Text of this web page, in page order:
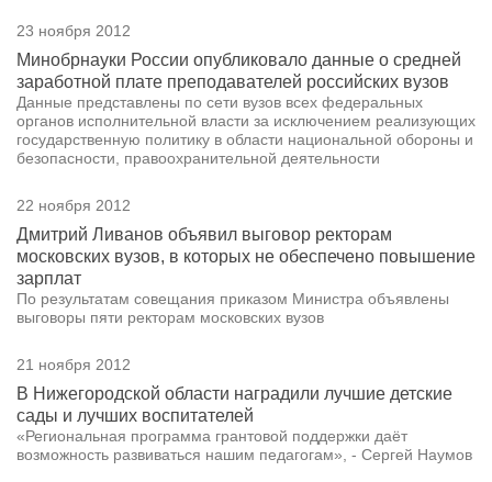
23 ноября 2012
Минобрнауки России опубликовало данные о средней
заработной плате преподавателей российских вузов
Данные представлены по сети вузов всех федеральных
органов исполнительной власти за исключением реализующих
государственную политику в области национальной обороны и
безопасности, правоохранительной деятельности
22 ноября 2012
Дмитрий Ливанов объявил выговор ректорам
московских вузов, в которых не обеспечено повышение
зарплат
По результатам совещания приказом Министра объявлены
выговоры пяти ректорам московских вузов
21 ноября 2012
В Нижегородской области наградили лучшие детские
сады и лучших воспитателей
«Региональная программа грантовой поддержки даёт
возможность развиваться нашим педагогам», - Сергей Наумов